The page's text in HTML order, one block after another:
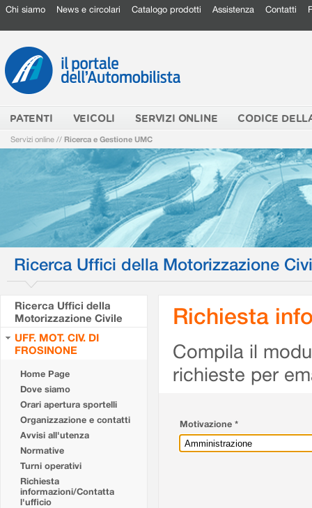
Chi siamo News e circolari Catalogo prodotti Assistenza Contatti
PATENTI VEICOLI SERVIZI ONLINE CODICE
Servizi online // Ricerca e Gestione UMC
Ricerca Uffici della Motorizzazione
Ricerca Uffici della
Motorizzazione Civile
UFF. MOT. CIV. DI
FROSINONE
Home Page
Dove siamo
Orari apertura sportelli
Organizzazione e contatti
Avvisi all'utenza
Normative
Turni operativi
Richiesta
informazioni/Contatta
l'ufficio
Richiesta
Compila il
richieste per
Motivazione *